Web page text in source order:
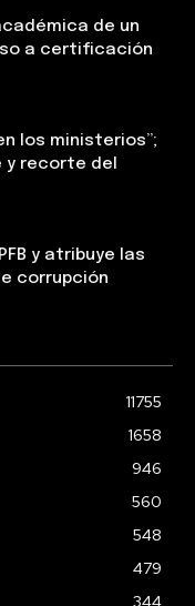
de un
a certificación
los ministerios”;
recorte del
y atribuye las
corrupción
11755
1658
946
560
548
479
344